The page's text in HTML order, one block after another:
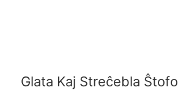
Glata Kaj Streĉebla Ŝtofo